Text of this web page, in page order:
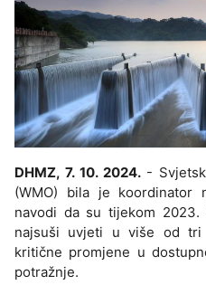
DHMZ, 7. 10. 2024.-
(WMO) bila je koordinator
navodi da su tijekom 2023.
najsuši uvjeti u više od tri
kritične promjene u
potražnje.